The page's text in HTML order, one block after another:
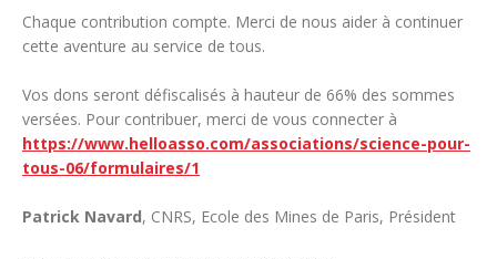
Chaque contribution compte. Merci de nous aider à continuer
cette aventure au service de tous.
Vos dons seront défiscalisés à hauteur de 66% des sommes
versées. Pour contribuer, merci de vous connecter à
https://www.helloasso.com/associations/science-pour-
tous-06/formulaires/1
Patrick Navard, CNRS, Ecole des Mines de Paris, Président